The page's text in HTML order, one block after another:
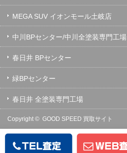
MEGA SUV イオンモール土岐店
中川BPセンター/中川全塗装専門工場
春日井 BPセンター
緑BPセンター
春日井 全塗装専門工場
Copyright © GOOD SPEED 買取サイト